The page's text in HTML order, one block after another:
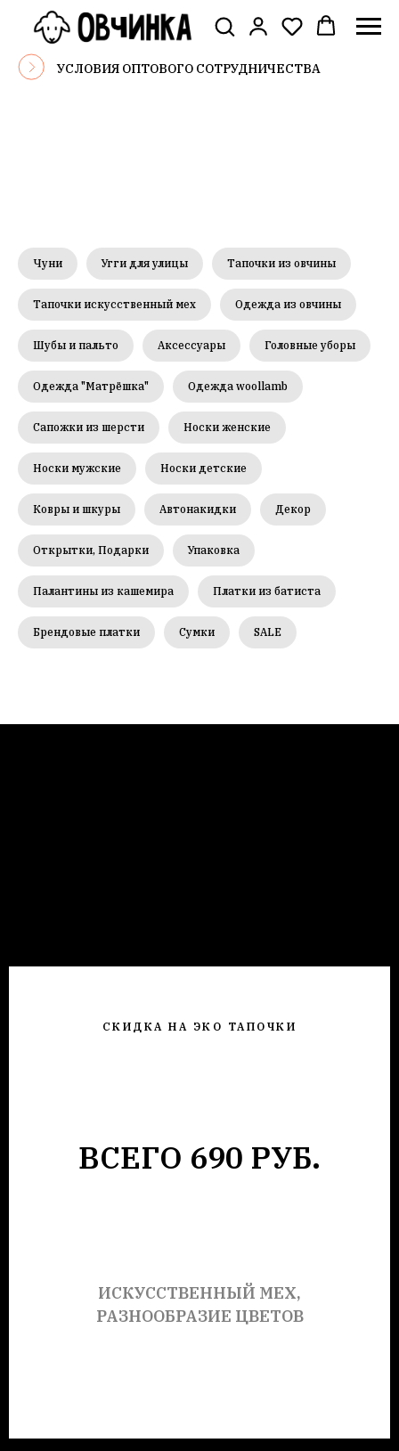
УСЛОВИЯ ОПТОВОГО СОТРУДНИЧЕСТВА
Чуни Угги для улицы Тапочки из овчины
Тапочки искусственный мех Одежда из овчины
Шубы и пальто Аксессуары Головные уборы
Одежда "Матрёшка" Одежда woollamb
Сапожки из шерсти Носки женские
Носки мужские Носки детские
Ковры и шкуры Автонакидки Декор
Открытки, Подарки Упаковка
Палантины из кашемира Платки из батиста
Брендовые платки Сумки SALE
СКИДКА НА ЭКО ТАПОЧКИ
ВСЕГО 690 РУБ.
ИСКУССТВЕННЫЙ МЕХ,
РАЗНООБРАЗИЕ ЦВЕТОВ